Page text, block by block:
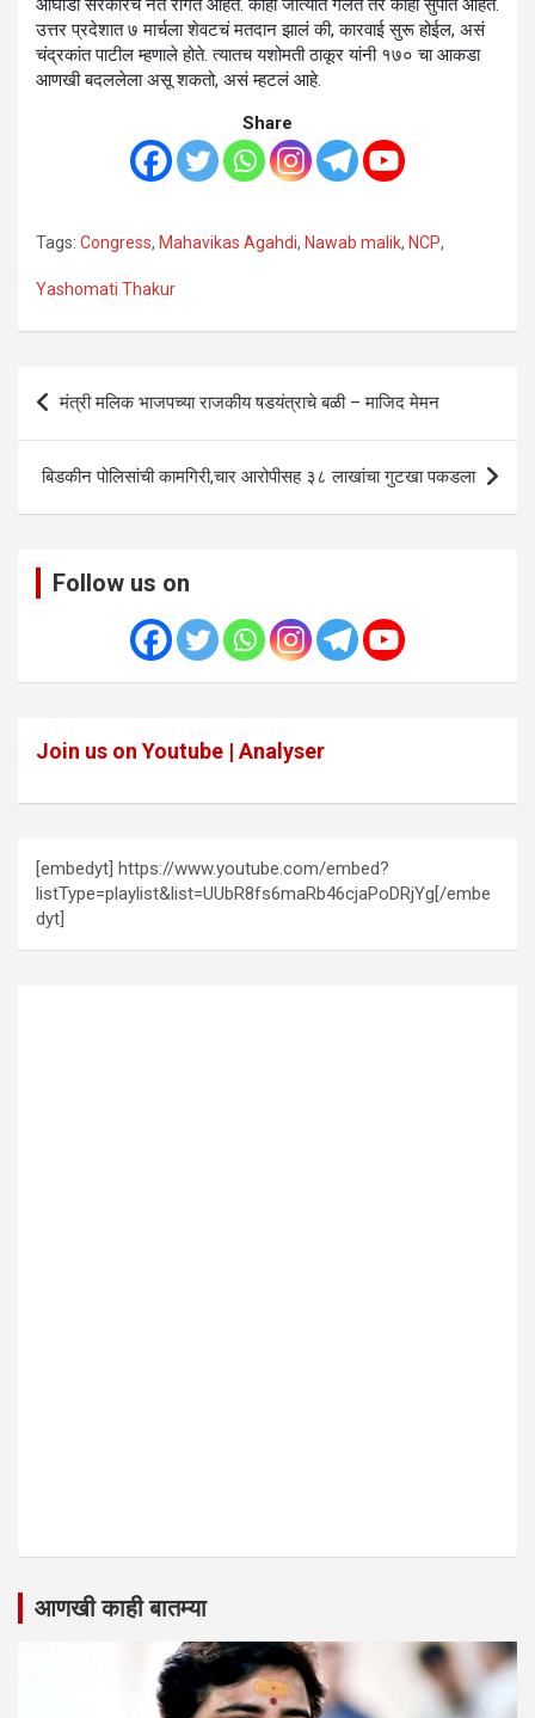
आघाडी सरकारचे नेते रांगेत आहेत. काही जात्यात गेलेत तर काही सुपात आहेत.
उत्तर प्रदेशात ७ मार्चला शेवटचं मतदान झालं की, कारवाई सुरू होईल, असं
चंद्रकांत पाटील म्हणाले होते. त्यातच यशोमती ठाकूर यांनी १७० चा आकडा
आणखी बदललेला असू शकतो, असं म्हटलं आहे.
Share
Tags: Congress, Mahavikas Agahdi, Nawab malik, NCP,
Yashomati Thakur
Post
navigation
मंत्री मलिक भाजपच्या राजकीय षडयंत्राचे बळी – माजिद मेमन
बिडकीन पोलिसांची कामगिरी,चार आरोपीसह ३८ लाखांचा गुटखा पकडला
Follow us on
Join us on Youtube | Analyser
[embedyt] https://www.youtube.com/embed?
listType=playlist&list=UUbR8fs6maRb46cjaPoDRjYg[/embe
dyt]
आणखी काही बातम्या